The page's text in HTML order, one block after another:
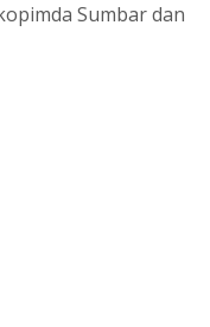
Sumbar dan